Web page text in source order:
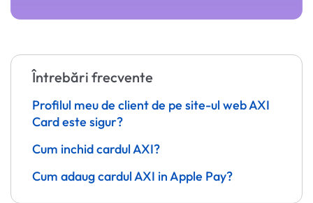
Întrebări frecvente
Profilul meu de client de pe site-ul web AXI
Card este sigur?
Cum inchid cardul AXI?
Cum adaug cardul AXI in Apple Pay?